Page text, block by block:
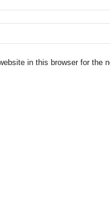
in this browser for the